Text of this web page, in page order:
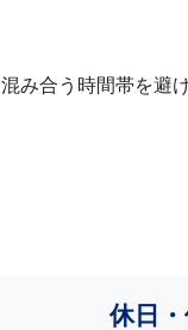
み合う時間帯を避
休日